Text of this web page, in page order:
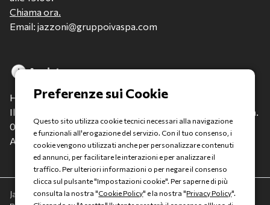
Chiama ora.
Email: jazzoni@gruppoivaspa.com
Assistenza
Hai bisogno di assistenza?
Il nostro Team è a tua disposizione per qualsiasi evenienza.
0688808502
Assistenza Clienti: apri un ticket
Jazzoni è un marchio Gruppo Italia Vendita spA a socio unico -
Questo sito utilizza cookie tecnici necessari alla navigazione
e funzionali all'erogazione del servizio. Con il tuo consenso, i
cookie vengono utilizzati anche per personalizzare contenuti
ed annunci, per facilitare le interazioni e per analizzare il
traffico. Per ulteriori informazioni o per negare il consenso
clicca sul pulsante "Impostazioni cookie". Per saperne di più
consulta la nostra "Cookie Policy" e la nostra "Privacy Policy".